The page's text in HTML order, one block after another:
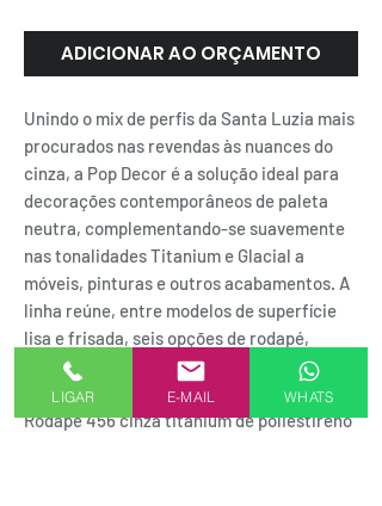
ADICIONAR AO ORÇAMENTO
Unindo o mix de perfis da Santa Luzia mais
procurados nas revendas às nuances do
cinza, a Pop Decor é a solução ideal para
decorações contemporâneos de paleta
neutra, complementando-se suavemente
nas tonalidades Titanium e Glacial a
móveis, pinturas e outros acabamentos. A
linha reúne, entre modelos de superfície
lisa e frisada, seis opções de rodapé,
quatro de guarnição, três sócalos e duas
rosetas.
Rodapé 456 cinza titanium de poliestireno
LIGAR E-MAIL WHATS